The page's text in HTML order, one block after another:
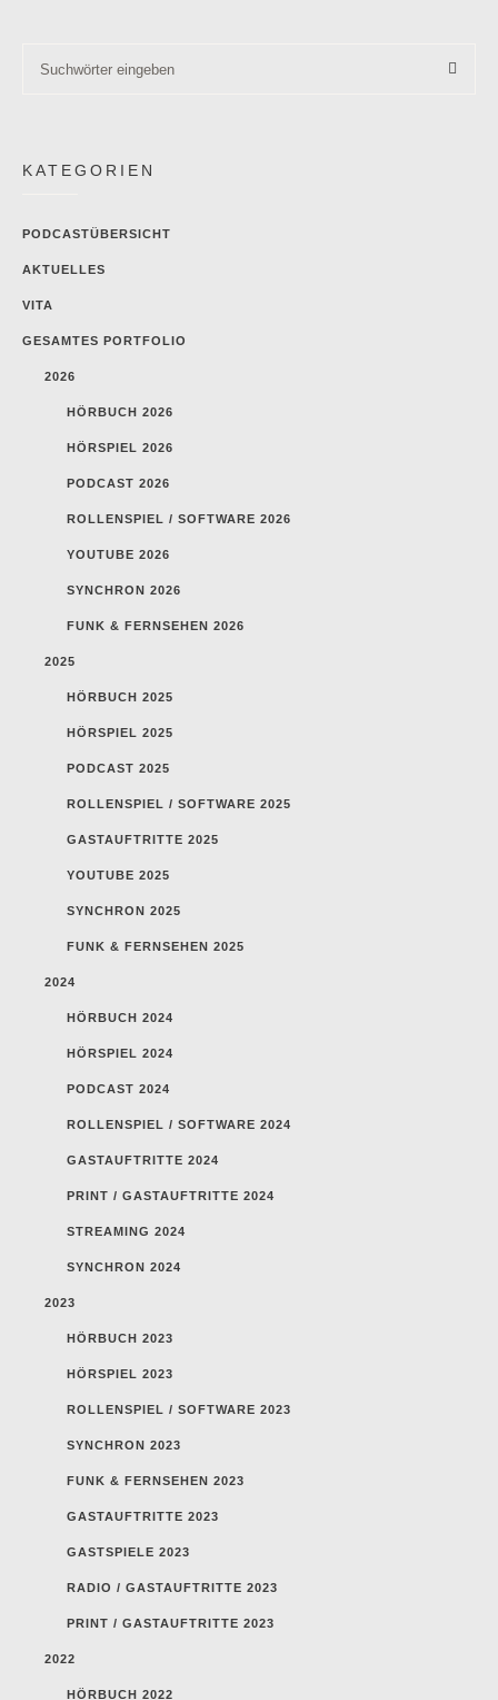
KATEGORIEN
PODCASTÜBERSICHT
AKTUELLES
VITA
GESAMTES PORTFOLIO
2026
HÖRBUCH 2026
HÖRSPIEL 2026
PODCAST 2026
ROLLENSPIEL / SOFTWARE 2026
YOUTUBE 2026
SYNCHRON 2026
FUNK & FERNSEHEN 2026
2025
HÖRBUCH 2025
HÖRSPIEL 2025
PODCAST 2025
ROLLENSPIEL / SOFTWARE 2025
GASTAUFTRITTE 2025
YOUTUBE 2025
SYNCHRON 2025
FUNK & FERNSEHEN 2025
2024
HÖRBUCH 2024
HÖRSPIEL 2024
PODCAST 2024
ROLLENSPIEL / SOFTWARE 2024
GASTAUFTRITTE 2024
PRINT / GASTAUFTRITTE 2024
STREAMING 2024
SYNCHRON 2024
2023
HÖRBUCH 2023
HÖRSPIEL 2023
ROLLENSPIEL / SOFTWARE 2023
SYNCHRON 2023
FUNK & FERNSEHEN 2023
GASTAUFTRITTE 2023
GASTSPIELE 2023
RADIO / GASTAUFTRITTE 2023
PRINT / GASTAUFTRITTE 2023
2022
HÖRBUCH 2022